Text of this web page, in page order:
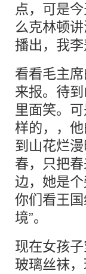
点，可是
么克林顿
播出，我
看看毛主
来报。待
里面笑。
样的，，
到山花烂
春，只把
边，她是
你们看王
境”。
现在女孩
玻璃丝袜